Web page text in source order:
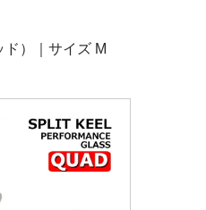
）｜サイズ M